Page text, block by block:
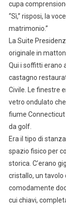
cupa
“Sì,” risposi, la
matrimonio.”
La Suite
originale in
Qui i soffitti erano
castagno
Civile. Le finestre
vetro ondulato
fiume
da golf.
Era il tipo di
spazio fisico per
storica. C’erano
cristallo, un
comodamente
cui chiavi,